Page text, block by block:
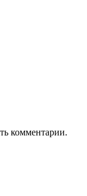
комментарии.